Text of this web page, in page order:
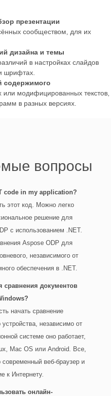
презентации
сообществом, для их
дизайна и темы
в настройках слайдов
шрифтах.
содержимого
модифицированных текстов,
в разных версиях.
вопросы
code in my application?
этот код. Можно легко
решение для
с использованием .NET.
Aspose ODP для
независимого от
обеспечения в .NET.
сравнения документов
начать сравнение
независимо от
системе оно работает,
Mac OS или Android. Все,
веб-браузер и
к Интернету.
онлайн-